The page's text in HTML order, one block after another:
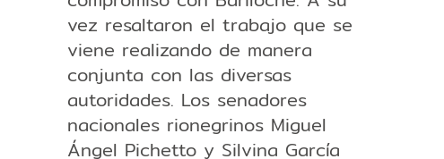
vez resaltaron el trabajo que se
viene realizando de manera
conjunta con las diversas
autoridades. Los senadores
nacionales rionegrinos Miguel
Ángel Pichetto y Silvina García